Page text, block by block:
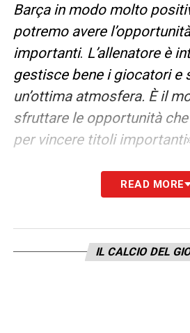
Barça in modo molto
potremo avere
importanti. L’allenatore è
gestisce bene i giocatori e
un’ottima atmosfera. È il
sfruttare le opportunità
per vincere titoli importanti
LA PLAYLIST DELLEREAD MORE
IL CALCIO DEL